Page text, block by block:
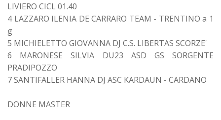
LIVIERO CICL 01.40
4 LAZZARO ILENIA DE CARRARO TEAM - TRENTINO a 1
g
5 MICHIELETTO GIOVANNA DJ C.S. LIBERTAS SCORZE'
6 MARONESE SILVIA DU23 ASD GS SORGENTE
PRADIPOZZO
7 SANTIFALLER HANNA DJ ASC KARDAUN - CARDANO
DONNE MASTER